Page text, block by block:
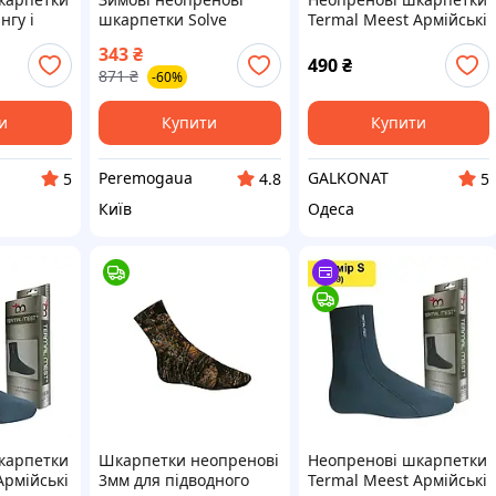
і
5
шкарпетки Solve
KT6008502 на липучці
peremogaua
343₴
871 ₴ -60%
Купити
Peremogaua
4.8
Київ
Termal Meest Армійські
неопрену для
військових, армії та
розміру XL 44-45
490 ₴
Купити
GALKONAT
5
Одеса
Шкарпетки неопренові
3мм для підводного
Неопренові шкарпетки
Termal Meest Армійські